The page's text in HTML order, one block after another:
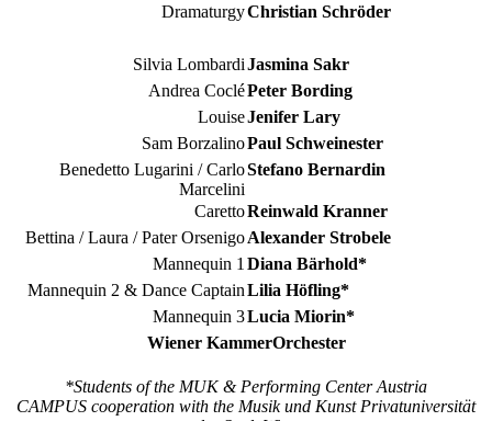
DramaturgyChristian Schröder
Silvia LombardiJasmina Sakr
Andrea CocléPeter Bording
LouiseJenifer Lary
Sam BorzalinoPaul Schweinester
Benedetto Lugarini / Carlo
Marcelini
Stefano Bernardin
CarettoReinwald Kranner
Bettina / Laura / Pater OrsenigoAlexander Strobele
Mannequin 1 Diana Bärhold*
Mannequin 2 & Dance CaptainLilia Höfling*
Mannequin 3Lucia Miorin*
Wiener KammerOrchester
*Students of the MUK & Performing Center Austria
CAMPUS cooperation with the Musik und Kunst Privatuniversität